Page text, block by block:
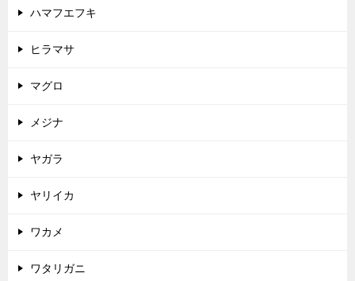
ハマフエフキ
ヒラマサ
マグロ
メジナ
ヤガラ
ヤリイカ
ワカメ
ワタリガニ